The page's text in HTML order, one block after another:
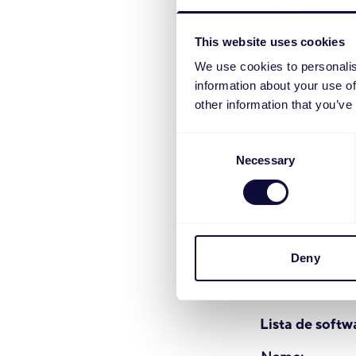
This website uses cookies
We use cookies to
information about your use
other information that
Necessary
Deny
25421 -01
25457 -01
71281 -03
71286
71279
71283
71280
-
71284
71287
-
Lista de